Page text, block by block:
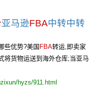
亚马逊FBA中转中转
些优势?美国 FBA转运,即卖家
将货物运送到海外仓库;当亚马
hyzs/911.html